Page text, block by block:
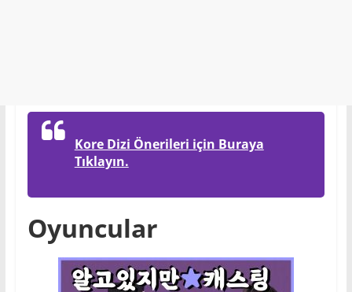
Kore Dizi Önerileri için Buraya
Tıklayın.
Oyuncular